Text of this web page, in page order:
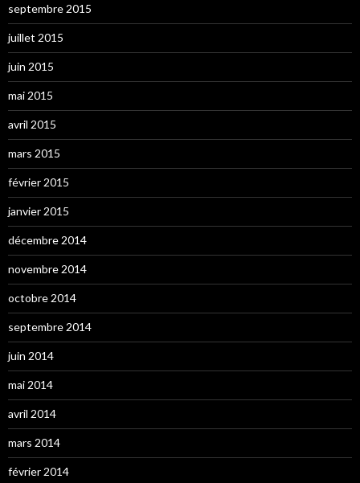
septembre 2015
juillet 2015
juin 2015
mai 2015
avril 2015
mars 2015
février 2015
janvier 2015
décembre 2014
novembre 2014
octobre 2014
septembre 2014
juin 2014
mai 2014
avril 2014
mars 2014
février 2014